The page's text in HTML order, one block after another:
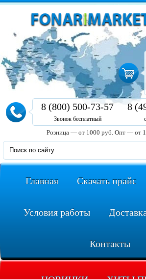
8 (800) 500-73-57
Звонок бесплатный
8
Розница — от 1000 руб. Опт — от
Главная Скачать прайс
Условия работы
Контакты